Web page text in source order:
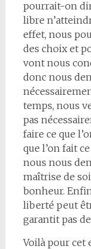
pourrait-on
libre
effet, nous
des choix et
vont nous
donc nous
temps, nous
pas
faire ce que
que l’on fait
nous nous
maîtrise de
bonheur.
liberté peut
garantit pas
Voilà pour cet